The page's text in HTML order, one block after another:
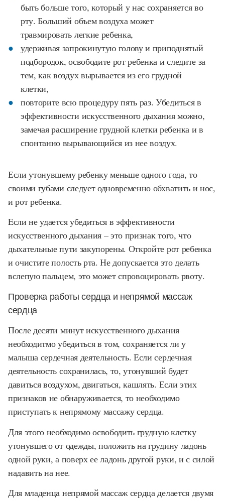
быть больше того, который у нас сохраняется во
рту. Больший объем воздуха может
травмировать легкие ребенка,
удерживая запрокинутую голову и приподнятый
подбородок, освободите рот ребенка и следите за
тем, как воздух вырывается из его грудной
клетки,
повторите всю процедуру пять раз. Убедиться в
эффективности искусственного дыхания можно,
замечая расширение грудной клетки ребенка и в
спонтанно вырывающийся из нее воздух.
Если утонувшему ребенку меньше одного года, то
своими губами следует одновременно обхватить и нос,
и рот ребенка.
Eсли не удается убедиться в эффективности
искусственного дыхания – это признак того, что
дыхательные пути закупорены. Откройте рот ребенка
и очистите полость рта. Не допускается это делать
вслепую пальцем, это может спровоцировать рвоту.
Проверка работы сердца и непрямой массаж
сердца
После десяти минут искусственного дыхания
необходитмо убедиться в том, сохраняется ли у
малыша сердечная деятельность. Если сердечная
деятельность сохранилась, то, утонувший будет
давиться воздухом, двигаться, кашлять. Если этих
признаков не обнаруживается, то необходимо
приступать к непрямому массажу сердца.
Для этого необходимо освободить грудную клетку
утонувшего от одежды, положить на грудину ладонь
одной руки, а поверх ее ладонь другой руки, и с силой
надавить на нее.
Для младенца непрямой массаж сердца делается двумя